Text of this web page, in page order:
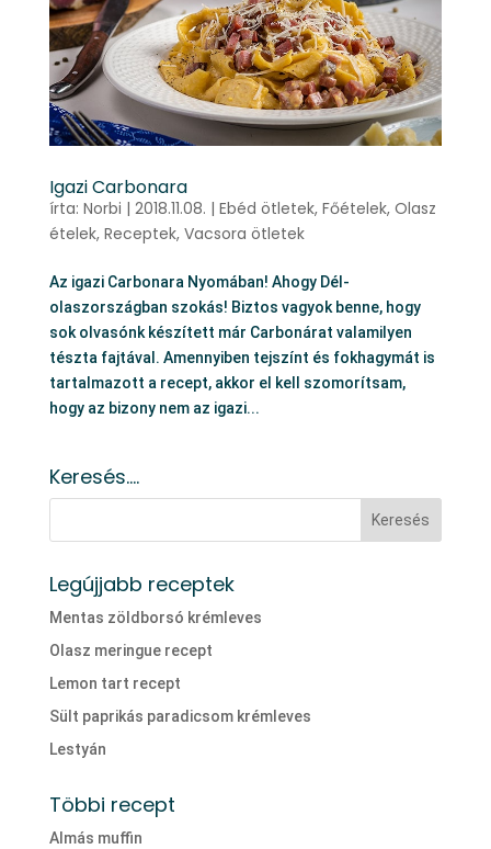
Igazi Carbonara
írta: Norbi | 2018.11.08. | Ebéd ötletek, Főételek, Olasz
ételek, Receptek, Vacsora ötletek
Az igazi Carbonara Nyomában! Ahogy Dél-
olaszországban szokás! Biztos vagyok benne, hogy
sok olvasónk készített már Carbonárat valamilyen
tészta fajtával. Amennyiben tejszínt és fokhagymát is
tartalmazott a recept, akkor el kell szomorítsam,
hogy az bizony nem az igazi...
Keresés….
Legújjabb receptek
Mentas zöldborsó krémleves
Olasz meringue recept
Lemon tart recept
Sült paprikás paradicsom krémleves
Lestyán
Többi recept
Almás muffin